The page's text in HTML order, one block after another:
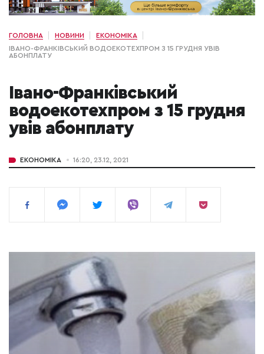
ГОЛОВНА НОВИНИ
ЕКОНОМІКА
ІВАНО-ФРАНКІВСЬКИЙ ВОДОЕКОТЕХПРОМ З 15 ГРУДНЯ УВІВ
АБОНПЛАТУ
Івано-Франківський
водоекотехпром з 15 грудня
увів абонплату
ЕКОНОМІКА 16:20, 23.12, 2021